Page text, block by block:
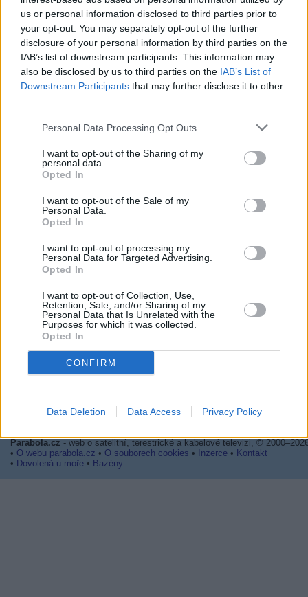
us or personal information disclosed to third parties prior to
your opt-out. You may separately opt-out of the further
disclosure of your personal information by third parties on the
IAB’s list of downstream participants. This information may
also be disclosed by us to third parties on the IAB’s List of
Downstream Participants that may further disclose it to other
Personal Data Processing Opt Outs
I want to opt-out of the Sharing of my
personal data.
Opted In
I want to opt-out of the Sale of my
Personal Data.
Opted In
I want to opt-out of processing my
Personal Data for Targeted Advertising.
Opted In
I want to opt-out of Collection, Use,
Retention, Sale, and/or Sharing of my
Personal Data that Is Unrelated with the
Purposes for which it was collected.
Opted In
CONFIRM
Data Deletion Data Access Privacy Policy
2/6: Eutelsat Hot Bird (13E): Euronews HD
Na freq. 11566/H skončila stanice EURONEWS HD. Vysílání bylo přesunuto
kmit. 12520/V
2/6: Eutelsat 9B (9E): Euronews Russia
Na freq. 11996/V skončila stanice EURONEWS RUSSIA. Vysílání pokračuje
Na freq. 11270/V (SR 27500, FEC 5/6, DVB-S) byla spuštěna stanice MBC
1/6: Astra 1 (19,2E): HSE Trend HD
Na kmit. 10964/H (SR 22000, FEC 2/3, DVB-S2/8PSK) skončil program
1/6: Astra 1 (19,2E): Channel 21
Na kmit. 12148/H skončil program CHANNEL 21. Na jeho místě je nyní info
1/6: Eutelsat Hot Bird (13E): TVP World HD
Na freq. 10930/H (SR 30000, FEC 2/3, DVB-S2/8PSK) zahájila vysílání
TVP World HD
1/6: Eutelsat Hot Bird (13E): Belsat TV
Na freq. 10949/V (SR 27500, FEC 2/3, DVB-S2/8PSK) začala vysílat stanice
BELSAT TV
1/6: Eutelsat Hot Bird (13E): Greater Love HD
Na freq. 10727/H (SR 30000, FEC 3/4, DVB-S2/8PSK) odstartoval FTA
GREATER LOVE HD
1/6: Eutelsat 9B (9E): Télé Congo HD
TÉLÉ CONGO HD
Parabola.cz- web o satelitní, terestrické a kabelové televizi, ©
• O webu parabola.cz • O souborech cookies • Inzerce • Kontakt
• Dovolená u moře • Bazény